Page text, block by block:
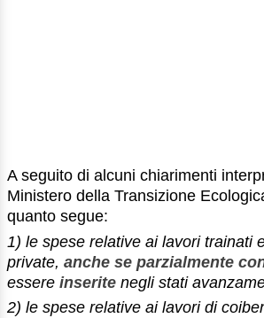
A seguito di alcuni chiarimenti
Ministero della Transizione
quanto segue:
1) le spese relative ai lavori trainati
private, anche se parzialmente
essere inserite negli stati
2) le spese relative ai lavori di